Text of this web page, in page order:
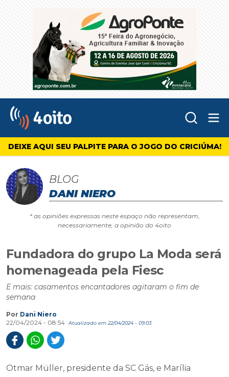
4oito
DEIXE AQUI SEU PALPITE PARA O JOGO DO CRICIÚMA!
BLOG
DANI NIERO
* as opiniões expressas neste espaço não representam,
necessariamente, a opinião do 4oito
Fundadora do grupo La Moda será
homenageada pela Fiesc
E mais: casamentos encantadores agitaram o fim de
semana
Por Dani Niero
22/04/2024 - 08:54
Atualizado em 22/04/2024 - 09:03
Otmar Müller, presidente da SC Gás, e Marília